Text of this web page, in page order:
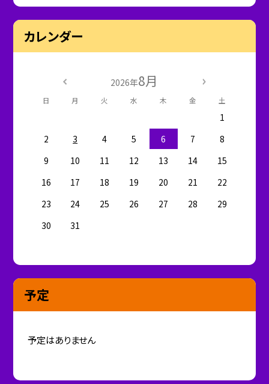
カレンダー
2026年8月
日 月 火 水 木 金 土
1
2
3 4 5 6 7
8
9
10 11 12 13 14
15
16
17 18 19 20 21
22
23
24 25 26 27 28
29
30
31
予定
予定はありません